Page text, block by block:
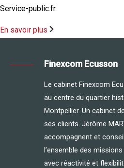
Service-public.fr.
En savoir plus
Finexcom Ecusson
Le cabinet Finexcom
au centre du quartier
Montpellier. Un cabinet
ses clients. Jérôme
accompagnent et
l’ensemble des
avec réactivité et